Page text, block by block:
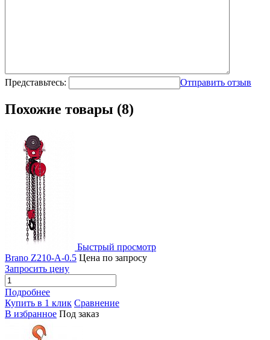
Представьтесь: Отправить отзыв
Похожие товары (8)
Быстрый просмотр
Brano Z210-А-0.5 Цена по запросу
Запросить цену
Подробнее
Купить в 1 клик Сравнение
В избранное Под заказ